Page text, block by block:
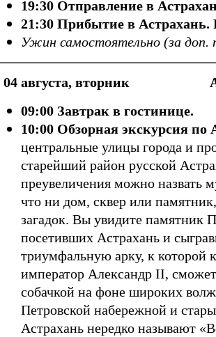
19:30 Отправление в
21:30 Прибытие в Астрахань.
Ужин самостоятельно (за доп.
04 августа, вторник
09:00 Завтрак в гостинице.
10:00 Обзорная экскурсия по
центральные улицы города и
старейший район русской
преувеличения можно назвать
что ни дом, сквер или
загадок. Вы увидите памятник
посетивших Астрахань и
триумфальную арку, к которой
император Александр II,
собачкой на фоне широких
Петровской набережной и
Астрахань нередко называют